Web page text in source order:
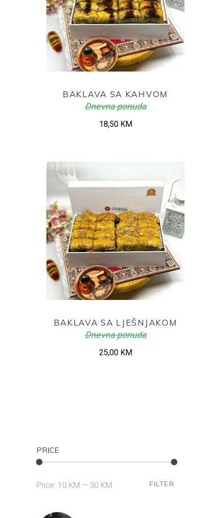
BAKLAVA SA KAHVOM
Dnevna ponuda
18,50 KM
BAKLAVA SA LJEŠNJAKOM
Dnevna ponuda
25,00 KM
PRICE
Min
Max
FILTER
Price: 10 KM — 30 KM